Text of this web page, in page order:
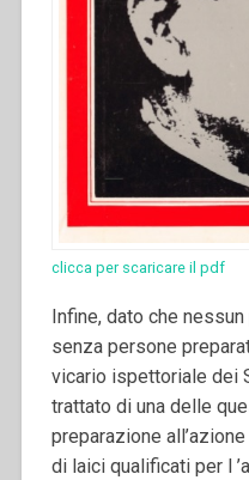
clicca per scaricare il pdf
Infine, dato che
senza persone
vicario ispettoriale dei
trattato di una delle
preparazione
di laici qualificati per l